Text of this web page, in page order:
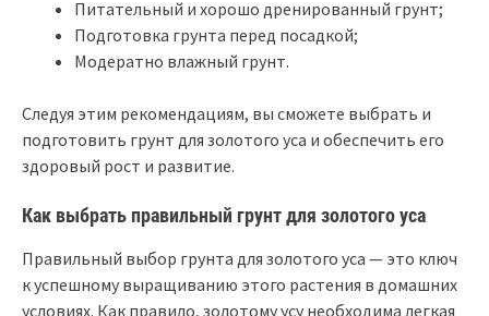
Питательный и хорошо дренированный грунт;
Подготовка грунта перед посадкой;
Модератно влажный грунт.
Следуя этим рекомендациям, вы сможете выбрать и
подготовить грунт для золотого уса и обеспечить его
здоровый рост и развитие.
Как выбрать правильный грунт для золотого уса
Правильный выбор грунта для золотого уса — это ключ
к успешному выращиванию этого растения в домашних
условиях. Как правило, золотому усу необходима легкая